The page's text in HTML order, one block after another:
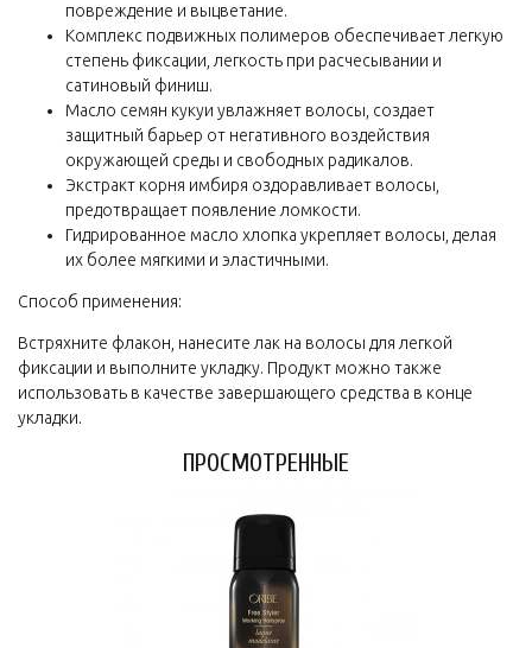
повреждение и выцветание.
Комплекс подвижных полимеров обеспечивает легкую
степень фиксации, легкость при расчесывании и
сатиновый финиш.
Масло семян кукуи увлажняет волосы, создает
защитный барьер от негативного воздействия
окружающей среды и свободных радикалов.
Экстракт корня имбиря оздоравливает волосы,
предотвращает появление ломкости.
Гидрированное масло хлопка укрепляет волосы, делая
их более мягкими и эластичными.
Способ применения:
Встряхните флакон, нанесите лак на волосы для легкой
фиксации и выполните укладку. Продукт можно также
использовать в качестве завершающего средства в конце
укладки.
ПРОСМОТРЕННЫЕ